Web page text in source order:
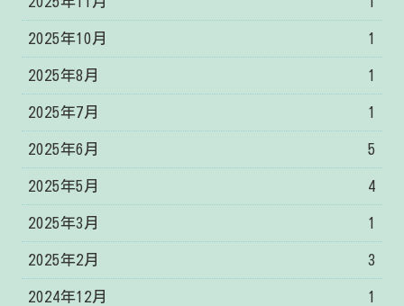
2025年10月 1
2025年8月 1
2025年7月 1
2025年6月 5
2025年5月 4
2025年3月 1
2025年2月 3
2024年12月 1